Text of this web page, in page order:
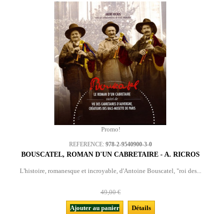
Promo!
REFERENCE: 978-2-9540900-3-0
BOUSCATEL, ROMAN D'UN CABRETAIRE - A. RICROS
L'histoire, romanesque et incroyable, d'Antoine Bouscatel, "roi des...
49,00 €
Ajouter au panier
Détails